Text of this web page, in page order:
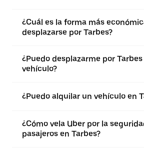
¿Cuál es la forma más
desplazarse por Tarbes?
¿Puedo desplazarme por
vehículo?
¿Puedo alquilar un vehículo en
¿Cómo vela Uber por la
pasajeros en Tarbes?